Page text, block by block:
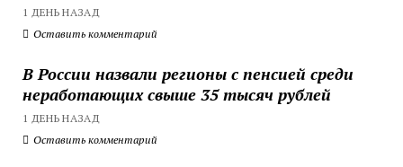
1 ДЕНЬ НАЗАД
Оставить комментарий
В России назвали регионы с пенсией среди
неработающих свыше 35 тысяч рублей
1 ДЕНЬ НАЗАД
Оставить комментарий